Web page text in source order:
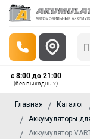
с 8:00 до 21:00
(без выходных)
Главная Каталог
Аккумуляторы
Аккумулятор